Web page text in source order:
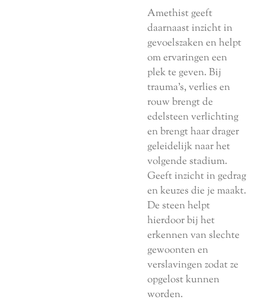
Amethist geeft
daarnaast inzicht in
gevoelszaken en helpt
om ervaringen een
plek te geven. Bij
trauma’s, verlies en
rouw brengt de
edelsteen verlichting
en brengt haar drager
geleidelijk naar het
volgende stadium.
Geeft inzicht in gedrag
en keuzes die je maakt.
De steen helpt
hierdoor bij het
erkennen van slechte
gewoonten en
verslavingen zodat ze
opgelost kunnen
worden.